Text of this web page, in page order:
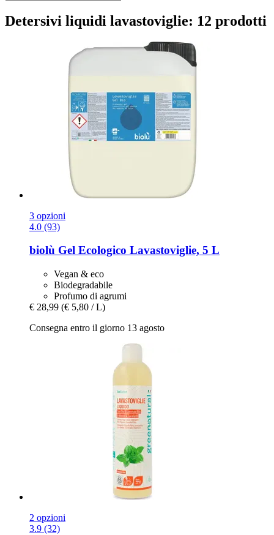
Detersivi liquidi lavastoviglie: 12 prodotti
3 opzioni
4.0 (93)
biolù Gel Ecologico Lavastoviglie, 5 L
Vegan & eco
Biodegradabile
Profumo di agrumi
€ 28,99 (€ 5,80 / L)
Consegna entro il giorno 13 agosto
2 opzioni
3.9 (32)